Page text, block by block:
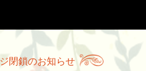
閉鎖のお知らせ